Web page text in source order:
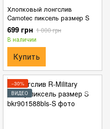
Хлопковый лонгслив
Camotec пиксель размер S
699 грн 1 000 грн
В наличии
Купить
−30%
ВИДЕО